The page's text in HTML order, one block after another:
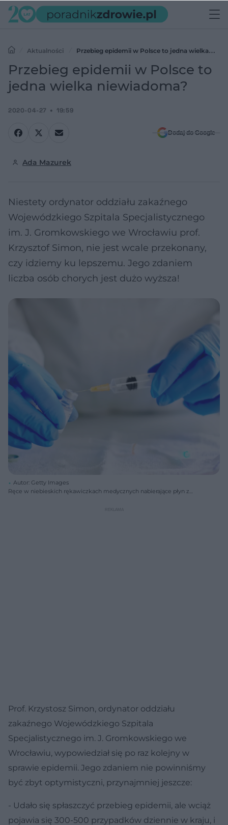
Aktualności
Przebieg epidemii w Polsce to jedna wielka
niewiadoma?
Przebieg epidemii w Polsce to
jedna wielka niewiadoma?
2020-04-27 19:59
Dodaj do Google
Ada Mazurek
Niestety ordynator oddziału zakaźnego
Wojewódzkiego Szpitala Specjalistycznego
im. J. Gromkowskiego we Wrocławiu prof.
Krzysztof Simon, nie jest wcale przekonany,
czy idziemy ku lepszemu. Jego zdaniem
liczba osób chorych jest dużo wyższa!
Autor: Getty Images
Ręce w niebieskich rękawiczkach medycznych nabierające płyn z
przeciwko koronawirusowi oraz wyjaśnia jak się szczepić bezpiecznie,
Prof. Krzystosz Simon, ordynator oddziału
zakaźnego Wojewódzkiego Szpitala
Specjalistycznego im. J. Gromkowskiego we
Wrocławiu, wypowiedział się po raz kolejny w
sprawie epidemii. Jego zdaniem nie powinniśmy
być zbyt optymistyczni, przynajmniej jeszcze:
- Udało się spłaszczyć przebieg epidemii, ale wciąż
pojawia się 300-500 przypadków dziennie w kraju, i